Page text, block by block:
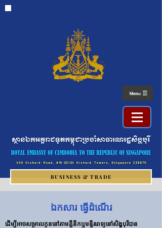
BUSINESS & TRADE
ឯកសារ ធ្វើដំណើរ
ដើម្បីអាចសម្រាលកូននៅតាមគ្លីនីកឬមន្ទីរពេទ្យនៅសិង្ហបុរីបាន